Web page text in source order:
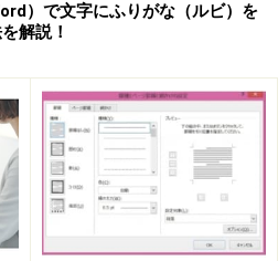
）で文字にふりがな（ルビ）を
解説！